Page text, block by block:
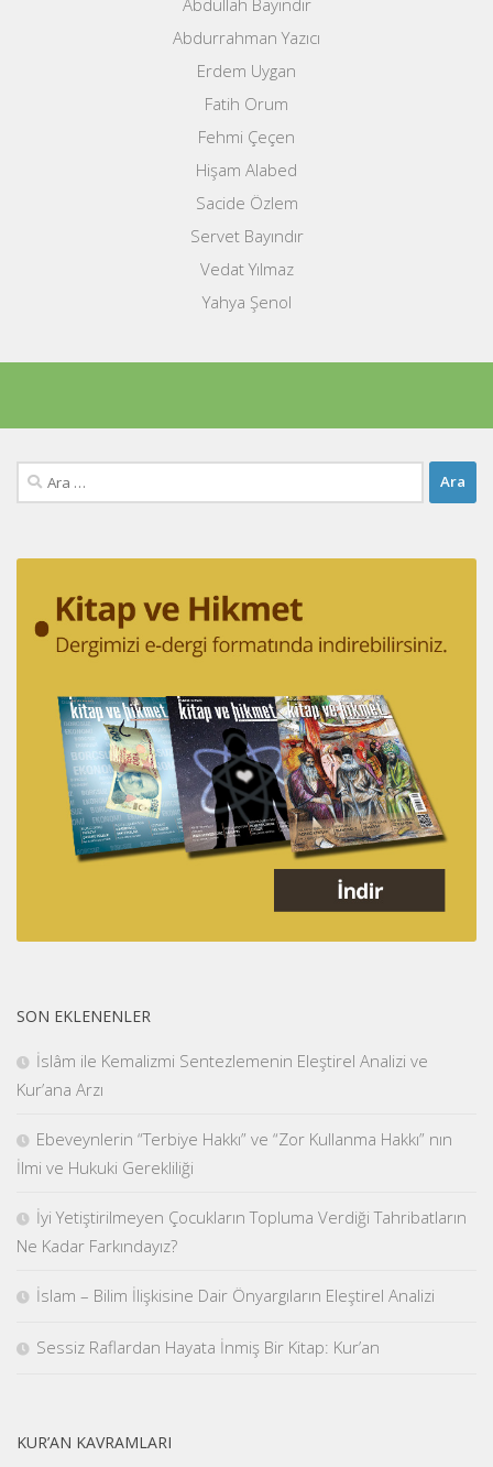
Abdurrahman Yazıcı
Erdem Uygan
Fatih Orum
Fehmi Çeçen
Hişam Alabed
Sacide Özlem
Servet Bayındır
Vedat Yılmaz
Yahya Şenol
Arama:
SON EKLENENLER
İslâm ile Kemalizmi Sentezlemenin Eleştirel Analizi ve
Kur’ana Arzı
Ebeveynlerin “Terbiye Hakkı” ve “Zor Kullanma Hakkı” nın
İlmi ve Hukuki Gerekliliği
İyi Yetiştirilmeyen Çocukların Topluma Verdiği Tahribatların
Ne Kadar Farkındayız?
İslam – Bilim İlişkisine Dair Önyargıların Eleştirel Analizi
Sessiz Raflardan Hayata İnmiş Bir Kitap: Kur’an
KUR’AN KAVRAMLARI